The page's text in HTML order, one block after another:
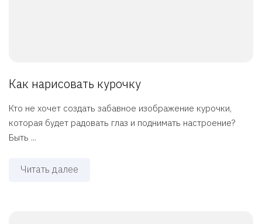
Как нарисовать курочку
Кто не хочет создать забавное изображение курочки,
которая будет радовать глаз и поднимать настроение?
Быть ...
Читать далее